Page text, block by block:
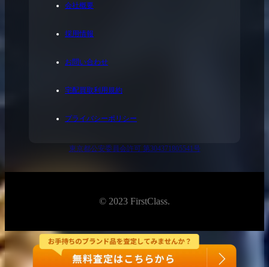
会社概要
採用情報
お問い合わせ
宅配買取利用規約
プライバシーポリシー
東京都公安委員会許可 第304371805541号
© 2023 FirstClass.